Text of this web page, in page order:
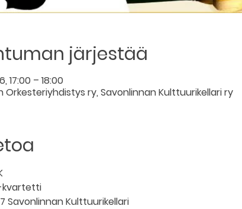
järjestää
17:00 – 18:00
Orkesteriyhdistys ry, Savonlinnan Kulttuurikellari ry
kvartetti
Savonlinnan Kulttuurikellari